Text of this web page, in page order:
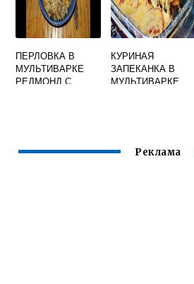
ПЕРЛОВКА В
МУЛЬТИВАРКЕ
РЕДМОНД С
КУРИНАЯ
ЗАПЕКАНКА В
МУЛЬТИВАРКЕ
Реклама